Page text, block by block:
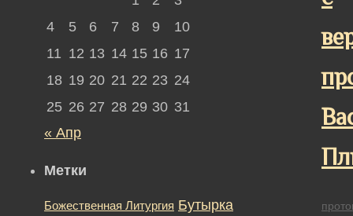
4
5 6 7 8 9
10
11 12 13 14 15 16 17
18 19 20 21 22 23 24
25 26 27 28 29 30 31
« Апр
Метки
Божественная Литургия Бутырка